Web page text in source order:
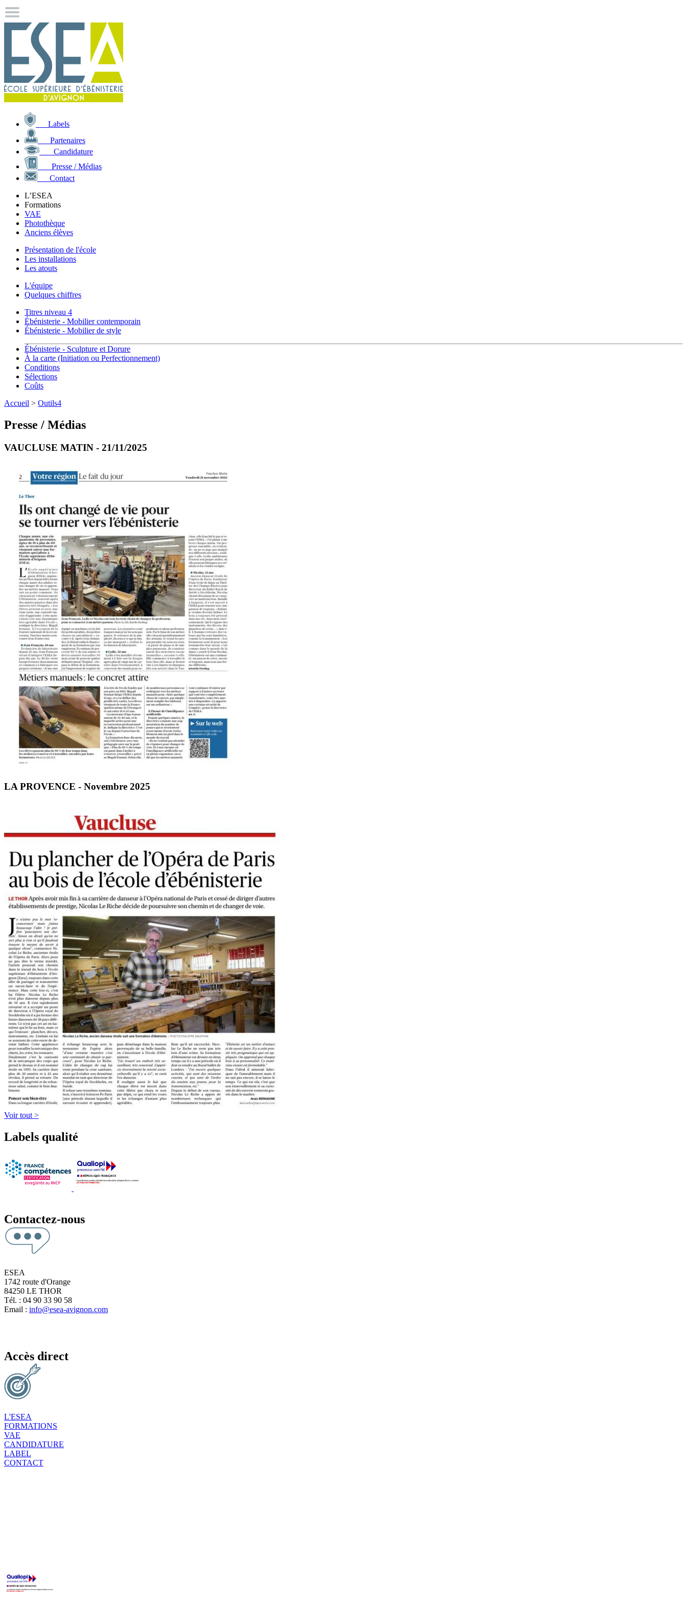
Labels
Partenaires
Candidature
Presse / Médias
Contact
L’ESEA
Formations
VAE
Photothèque
Anciens élèves
Présentation de l'école
Les installations
Les atouts
L'équipe
Quelques chiffres
Titres niveau 4
Ébénisterie - Mobilier contemporain
Ébénisterie - Mobilier de style
Ébénisterie - Sculpture et Dorure
À la carte (Initiation ou Perfectionnement)
Conditions
Sélections
Coûts
Accueil > Outils4
Presse / Médias
VAUCLUSE MATIN - 21/11/2025
LA PROVENCE - Novembre 2025
Voir tout >
Labels qualité
Contactez-nous
ESEA
1742 route d'Orange
84250 LE THOR
Tél. : 04 90 33 90 58
Email : info@esea-avignon.com
Accès direct
L'ESEA
FORMATIONS
VAE
CANDIDATURE
LABEL
CONTACT